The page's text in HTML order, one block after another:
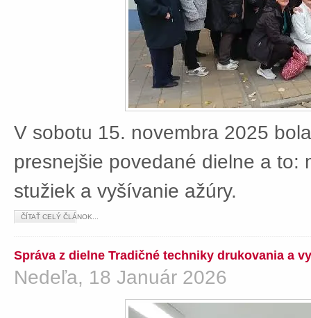
V sobotu 15. novembra 2025
presnejšie povedané dielne a to:
stužiek a vyšívanie ažúry.
ČÍTAŤ CELÝ ČLÁNOK...
Správa z dielne Tradičné techniky drukovania a
Nedeľa, 18 Január 2026